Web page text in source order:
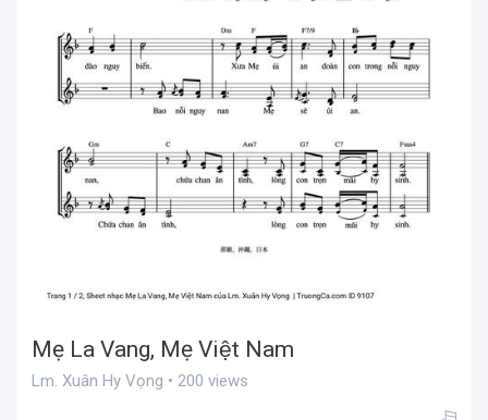
Mẹ La Vang, Mẹ Việt Nam
Lm. Xuân Hy Vọng • 200 views